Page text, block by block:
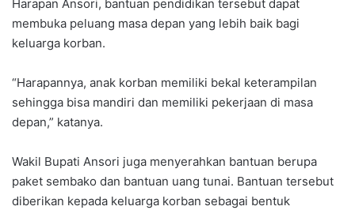
Harapan Ansori, bantuan pendidikan tersebut dapat
membuka peluang masa depan yang lebih baik bagi
keluarga korban.
“Harapannya, anak korban memiliki bekal keterampilan
sehingga bisa mandiri dan memiliki pekerjaan di masa
depan,” katanya.
Wakil Bupati Ansori juga menyerahkan bantuan berupa
paket sembako dan bantuan uang tunai. Bantuan tersebut
diberikan kepada keluarga korban sebagai bentuk